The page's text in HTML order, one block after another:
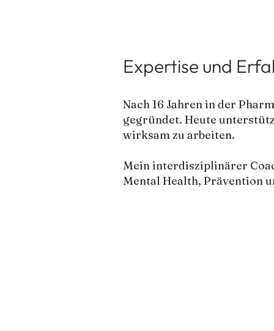
Expertise und
Nach 16 Jahren in der
gegründet. Heute
wirksam zu arbeiten.
Mein interdisziplinärer
Mental Health, Prävention